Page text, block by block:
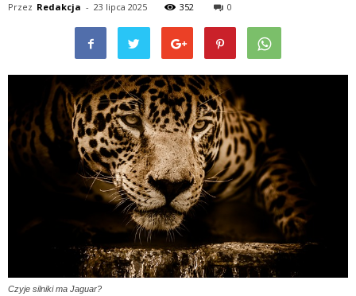
Przez Redakcja - 23 lipca 2025 352 0
Czyje silniki ma Jaguar?